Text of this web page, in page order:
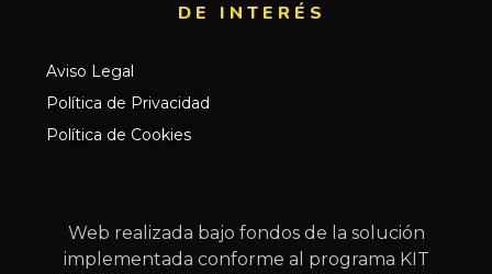
DE INTERÉS​
Aviso Legal
Política de Privacidad
Política de Cookies
Web realizada bajo fondos de la solución
implementada conforme al programa KIT